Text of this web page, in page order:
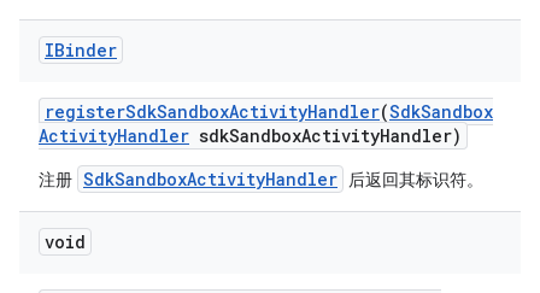
IBinder
registerSdkSandboxActivityHandler(SdkSandbox
ActivityHandler sdkSandboxActivityHandler)
注册 SdkSandboxActivityHandler 后返回其标识符。
void